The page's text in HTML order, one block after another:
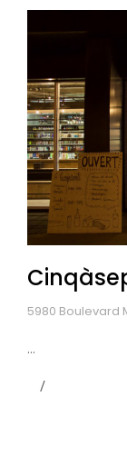
5980 Boulevard
...